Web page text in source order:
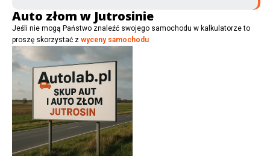
Auto złom w Jutrosinie
Jeśli nie mogą Państwo znaleźć swojego samochodu w kalkulatorze to
proszę skorzystać z wyceny samochodu